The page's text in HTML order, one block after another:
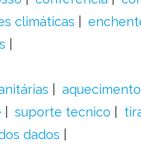
climáticas
suporte tecnico
dados